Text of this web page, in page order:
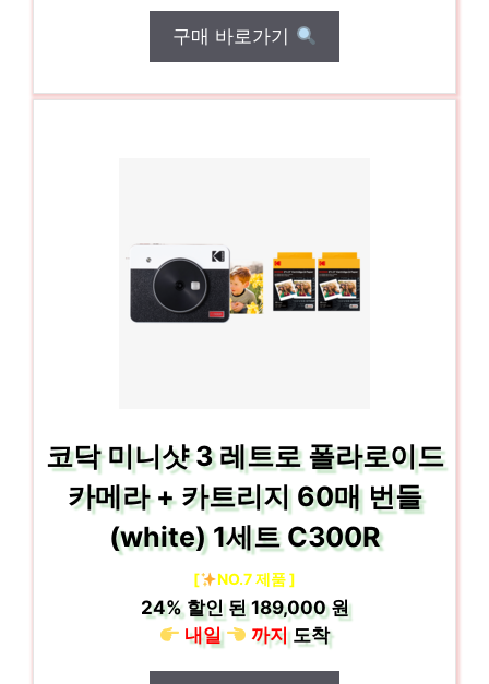
구매 바로가기
코닥 미니샷 3 레트로 폴라로이드
카메라 + 카트리지 60매 번들
(white) 1세트 C300R
[ NO.7 제품 ]
24%할인 된189,000 원
내일
까지도착